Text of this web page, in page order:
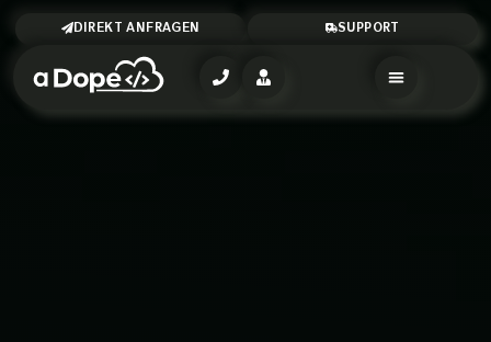
DIREKT ANFRAGEN SUPPORT